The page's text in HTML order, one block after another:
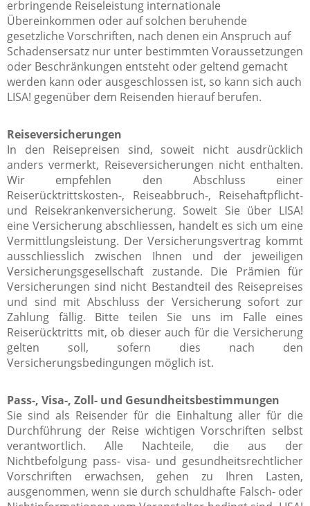
erbringende Reiseleistung internationale
Übereinkommen oder auf solchen beruhende
gesetzliche Vorschriften, nach denen ein Anspruch auf
Schadensersatz nur unter bestimmten Voraussetzungen
oder Beschränkungen entsteht oder geltend gemacht
werden kann oder ausgeschlossen ist, so kann sich auch
LISA! gegenüber dem Reisenden hierauf berufen.
Reiseversicherungen
In den Reisepreisen sind, soweit nicht ausdrücklich
anders vermerkt, Reiseversicherungen nicht enthalten.
Wir empfehlen den Abschluss einer
Reiserücktrittskosten-, Reiseabbruch-, Reisehaftpflicht-
und Reisekrankenversicherung. Soweit Sie über LISA!
eine Versicherung abschliessen, handelt es sich um eine
Vermittlungsleistung. Der Versicherungsvertrag kommt
ausschliesslich zwischen Ihnen und der jeweiligen
Versicherungsgesellschaft zustande. Die Prämien für
Versicherungen sind nicht Bestandteil des Reisepreises
und sind mit Abschluss der Versicherung sofort zur
Zahlung fällig. Bitte teilen Sie uns im Falle eines
Reiserücktritts mit, ob dieser auch für die Versicherung
gelten soll, sofern dies nach den
Versicherungsbedingungen möglich ist.
Pass-, Visa-, Zoll- und Gesundheitsbestimmungen
Sie sind als Reisender für die Einhaltung aller für die
Durchführung der Reise wichtigen Vorschriften selbst
verantwortlich. Alle Nachteile, die aus der
Nichtbefolgung pass- visa- und gesundheitsrechtlicher
Vorschriften erwachsen, gehen zu Ihren Lasten,
ausgenommen, wenn sie durch schuldhafte Falsch- oder